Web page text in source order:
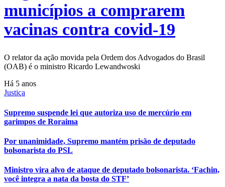
municípios a comprarem
vacinas contra covid-19
O relator da ação movida pela Ordem dos Advogados do Brasil
(OAB) é o ministro Ricardo Lewandwoski
Há 5 anos
Justiça
Supremo suspende lei que autoriza uso de mercúrio em
garimpos de Roraima
Por unanimidade, Supremo mantém prisão de deputado
bolsonarista do PSL
Ministro vira alvo de ataque de deputado bolsonarista. ‘Fachin,
você integra a nata da bosta do STF’